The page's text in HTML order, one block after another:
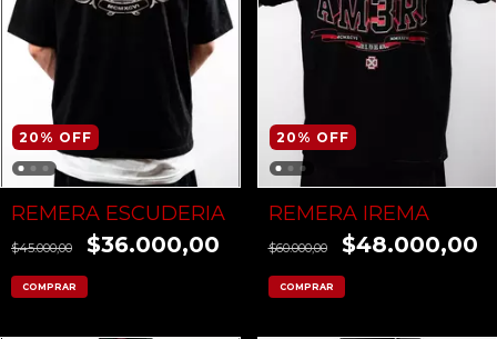
20 % OFF
REMERA ESCUDERIA
$45.000,00 $36.000,00
COMPRAR
20 % OFF
REMERA IREMA
$60.000,00 $48.000,00
COMPRAR